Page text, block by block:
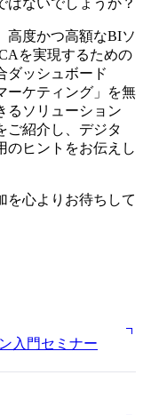
ないでしょうか？
高度かつ高額なBIソ
を実現するための
ダッシュボード
ーケティング」を無
るソリューション
ご紹介し、デジタ
のヒントをお伝えし
を心よりお待ちして
入門セミナー